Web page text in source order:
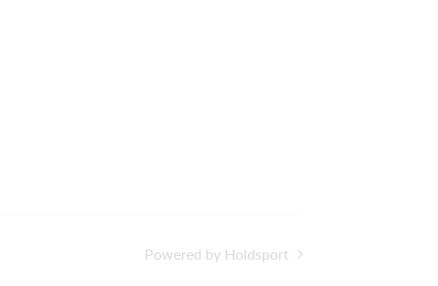
Powered by Holdsport